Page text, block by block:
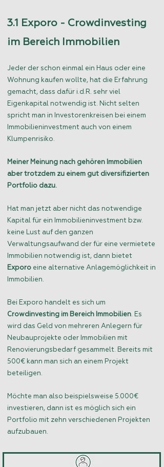
3.1 Exporo - Crowdinvesting
im Bereich Immobilien
Jeder der schon einmal ein Haus oder eine
Wohnung kaufen wollte, hat die Erfahrung
gemacht, dass dafür i.d.R. sehr viel
Eigenkapital notwendig ist. Nicht selten
spricht man in Investorenkreisen bei einem
Immobilieninvestment auch von einem
Klumpenrisiko.
Meiner Meinung nach gehören Immobilien
aber trotzdem zu einem gut diversifizierten
Portfolio dazu.
Hat man jetzt aber nicht das notwendige
Kapital für ein Immobilieninvestment bzw.
keine Lust auf den ganzen
Verwaltungsaufwand der für eine vermietete
Immobilien notwendig ist, dann bietet
Exporo eine alternative Anlagemöglichkeit in
Immobilien.
Bei Exporo handelt es sich um
Crowdinvesting im Bereich Immobilien. Es
wird das Geld von mehreren Anlegern für
Neubauprojekte oder Immobilien mit
Renovierungsbedarf gesammelt. Bereits mit
500€ kann man sich an einem Projekt
beteiligen.
Möchte man also beispielsweise 5.000€
investieren, dann ist es möglich sich ein
Portfolio mit zehn verschiedenen Projekten
aufzubauen.